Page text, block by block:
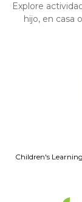
Explore
hijo, en casa
Children's